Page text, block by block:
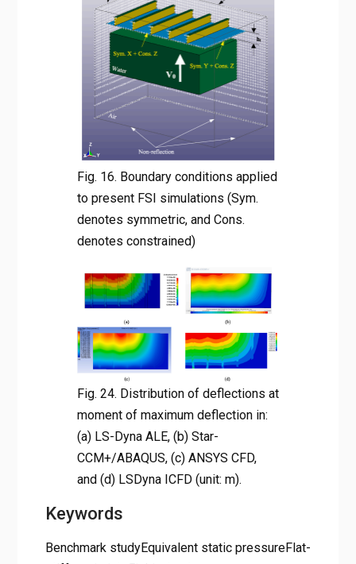
Fig. 16. Boundary conditions applied
to present FSI simulations (Sym.
denotes symmetric, and Cons.
denotes constrained)
Fig. 24. Distribution of deflections at
moment of maximum deflection in:
(a) LS-Dyna ALE, (b) Star-
CCM+/ABAQUS, (c) ANSYS CFD,
and (d) LSDyna ICFD (unit: m).
Keywords
Benchmark studyEquivalent static pressureFlat-